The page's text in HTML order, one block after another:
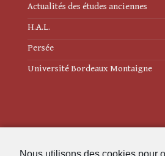
Nous utilisons des cookies pour
Actualités des études anciennes
H.A.L.
Persée
Université Bordeaux Montaigne